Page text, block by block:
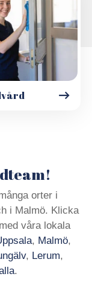
orter i
i Malmö. Klicka
våra lokala
, Malmö,
, Lerum,
.